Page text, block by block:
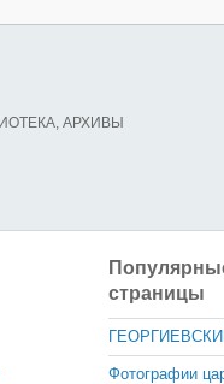
АРХИВЫ
страницы
Фотографии